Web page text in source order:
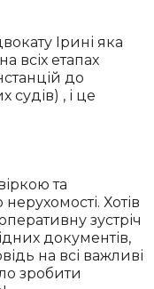
Ірині яка
всіх етапах
до
судів) , і це
та
Хотів
зустріч
документів,
на всі важливі
зробити